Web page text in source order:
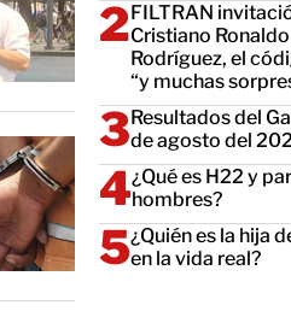
FILTRAN
Cristiano
Rodríguez, el
“y muchas
Resultados del
de agosto del
¿Qué es H22 y
hombres?
¿Quién es la hija
en la vida real?